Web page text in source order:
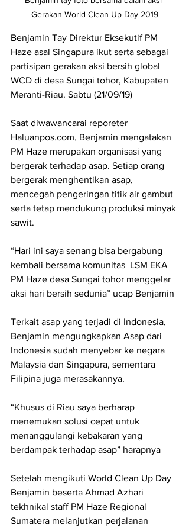
Gerakan World Clean Up Day 2019
Benjamin Tay Direktur Eksekutif PM
Haze asal Singapura ikut serta sebagai
partisipan gerakan aksi bersih global
WCD di desa Sungai tohor, Kabupaten
Meranti-Riau. Sabtu (21/09/19)
Saat diwawancarai reporeter
Haluanpos.com, Benjamin mengatakan
PM Haze merupakan organisasi yang
bergerak terhadap asap. Setiap orang
bergerak menghentikan asap,
mencegah pengeringan titik air gambut
serta tetap mendukung produksi minyak
sawit.
“Hari ini saya senang bisa bergabung
kembali bersama komunitas  LSM EKA
PM Haze desa Sungai tohor menggelar
aksi hari bersih sedunia” ucap Benjamin
Terkait asap yang terjadi di Indonesia,
Benjamin mengungkapkan Asap dari
Indonesia sudah menyebar ke negara
Malaysia dan Singapura, sementara
Filipina juga merasakannya.
“Khusus di Riau saya berharap
menemukan solusi cepat untuk
menanggulangi kebakaran yang
berdampak terhadap asap” harapnya
Setelah mengikuti World Clean Up Day
Benjamin beserta Ahmad Azhari
tekhnikal staff PM Haze Regional
Sumatera melanjutkan perjalanan